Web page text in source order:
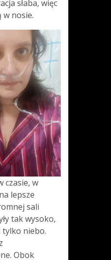
słaba, więc
w nosie.
czasie, w
lepsze
sali
tak wysoko,
tylko niebo.
Obok